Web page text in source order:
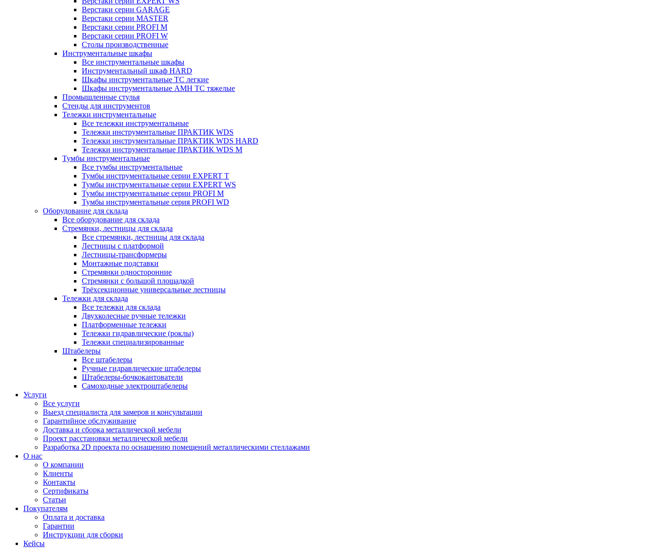
Верстаки серии GARAGE
Верстаки серии MASTER
Верстаки серии PROFI M
Верстаки серии PROFI W
Столы производственные
Инструментальные шкафы
Все инструментальные шкафы
Инструментальный шкаф HARD
Шкафы инструментальные ТС легкие
Шкафы инструментальные AMH TC тяжелые
Промышленные стулья
Стенды для инструментов
Тележки инструментальные
Все тележки инструментальные
Тележки инструментальные ПРАКТИК WDS
Тележки инструментальные ПРАКТИК WDS HARD
Тележки инструментальные ПРАКТИК WDS M
Тумбы инструментальные
Все тумбы инструментальные
Тумбы инструментальные серии EXPERT T
Тумбы инструментальные серии EXPERT WS
Тумбы инструментальные серии PROFI M
Тумбы инструментальные серия PROFI WD
Оборудование для склада
Все оборудование для склада
Стремянки, лестницы для склада
Все стремянки, лестницы для склада
Лестницы с платформой
Лестницы-трансформеры
Монтажные подставки
Стремянки односторонние
Стремянки с большой площадкой
Трёхсекционные универсальные лестницы
Тележки для склада
Все тележки для склада
Двухколесные ручные тележки
Платформенные тележки
Тележки гидравлические (роклы)
Тележки специализированные
Штабелеры
Все штабелеры
Ручные гидравлические штабелеры
Штабелеры-бочкокантователи
Самоходные электроштабелеры
Услуги
Все услуги
Выезд специалиста для замеров и консультации
Гарантийное обслуживание
Доставка и сборка металлической мебели
Проект расстановки металлической мебели
Разработка 2D проекта по оснащению помещений металлическими стеллажами
О нас
О компании
Клиенты
Контакты
Сертификаты
Статьи
Покупателям
Оплата и доставка
Гарантии
Инструкции для сборки
Кейсы